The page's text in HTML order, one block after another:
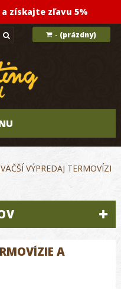
získajte zľavu 5%
- (prázdny)
VÝPREDAJ TERMOVÍZI
A